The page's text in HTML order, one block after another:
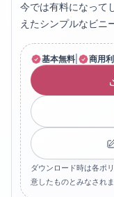
今では有料になって
えたシンプルなビニ
基本無料 商用
ダウンロード時は各ポ
意したものとみなされま